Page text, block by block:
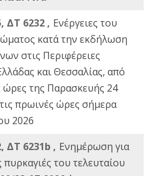
ΔΤ 6232 , Ενέργειες του
κατά την εκδήλωση
στις Περιφέρειες
και Θεσσαλίας, από
ώρες της Παρασκευής 24
πρωινές ώρες σήμερα
2026
ΔΤ 6231b , Ενημέρωση για
πυρκαγιές του τελευταίου